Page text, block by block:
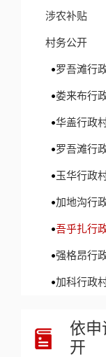
涉农补贴
村务公开
罗吾滩行
娄来布行
华盖行政
罗吾滩行
玉华行政
加地沟行
吾乎扎行
强格昂行
加科行政
依申
开